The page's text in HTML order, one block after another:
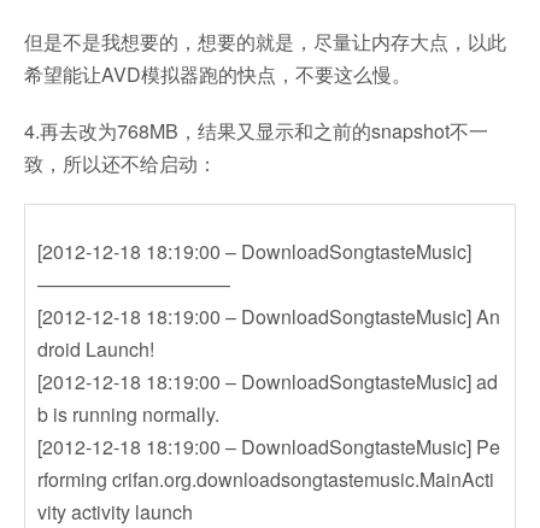
但是不是我想要的，想要的就是，尽量让内存大点，以此
希望能让AVD模拟器跑的快点，不要这么慢。
4.再去改为768MB，结果又显示和之前的snapshot不一
致，所以还不给启动：
[2012-12-18 18:19:00 – DownloadSongtasteMusic]
——————————
[2012-12-18 18:19:00 – DownloadSongtasteMusic] An
droid Launch!
[2012-12-18 18:19:00 – DownloadSongtasteMusic] ad
b is running normally.
[2012-12-18 18:19:00 – DownloadSongtasteMusic] Pe
rforming crifan.org.downloadsongtastemusic.MainActi
vity activity launch